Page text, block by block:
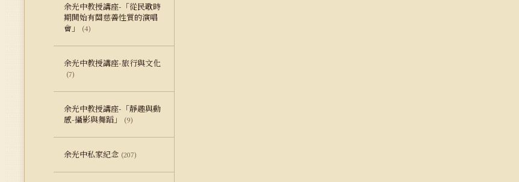
余光中教授講座-「從民歌時
期開始有關慈善性質的演唱
會」
(4)
余光中教授講座-旅行與文化
(7)
余光中教授講座-「靜趣與動
感-攝影與舞蹈」
(9)
余光中私家紀念 (207)